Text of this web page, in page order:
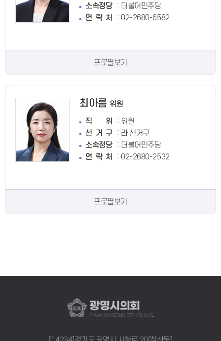
소속정당 : 더불어민주당
연락처
: 02-2680-6582
프로필보기
최아름 위원
직위
: 위원
선거구 : 라 선거구
소속정당 : 더불어민주당
연락처
: 02-2680-2532
프로필보기
광명시의회
GWANGMYEONG CITY COUNCIL